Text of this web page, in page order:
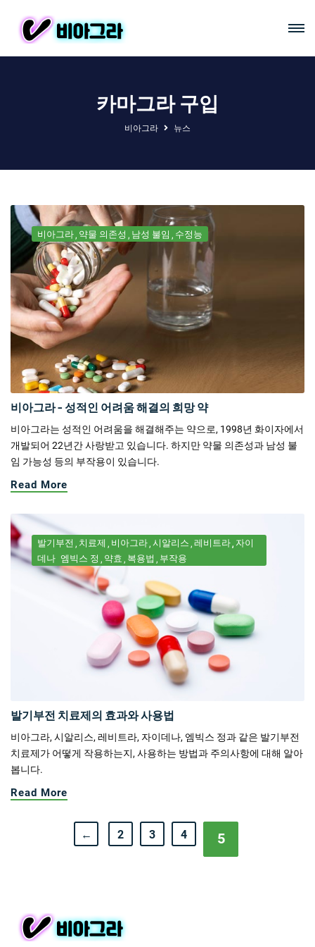
카마그라 구입
비아그라 뉴스
비아그라 약물 의존성 남성 불임 수정능
비아그라 - 성적인 어려움 해결의 희망 약
비아그라는 성적인 어려움을 해결해주는 약으로, 1998년 화이자에서
개발되어 22년간 사랑받고 있습니다. 하지만 약물 의존성과 남성 불
임 가능성 등의 부작용이 있습니다.
Read More
발기부전 치료제 비아그라 시알리스 레비트라 자이
데나 엠빅스 정 약효 복용법 부작용
발기부전 치료제의 효과와 사용법
비아그라, 시알리스, 레비트라, 자이데나, 엠빅스 정과 같은 발기부전
치료제가 어떻게 작용하는지, 사용하는 방법과 주의사항에 대해 알아
봅니다.
Read More
← 2 3 4 5